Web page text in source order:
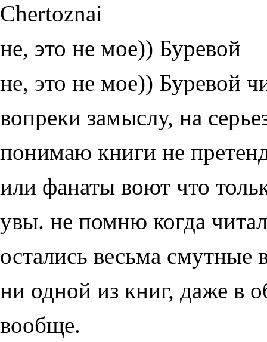
Chertoznai
не, это не мое)) Буревой
не, это не мое)) Буревой
вопреки замыслу, на
понимаю книги не
или фанаты воют что
увы. не помню когда
остались весьма
ни одной из книг, даже в
вообще.